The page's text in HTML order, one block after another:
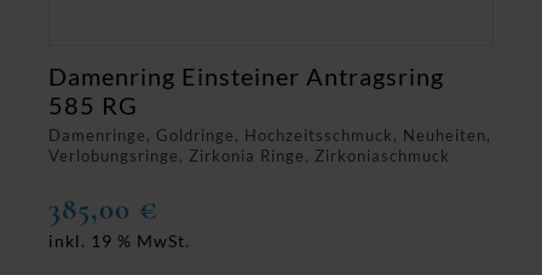
Damenringe, Goldringe, Hochzeitsschmuck, Neuheiten,
Verlobungsringe, Zirkonia Ringe, Zirkoniaschmuck
Damenring Einsteiner Antragsring
585 RG
385,00 €
inkl. 19 % MwSt.